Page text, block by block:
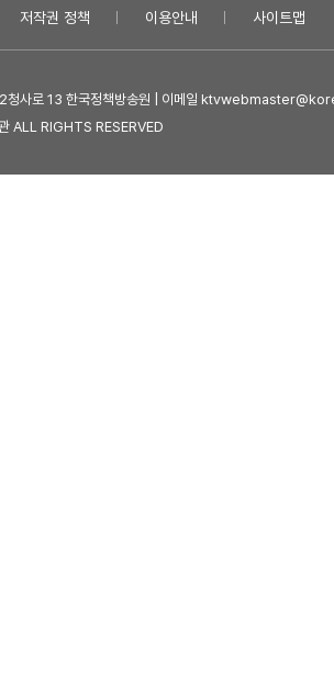
저작권 정책 이용안내 사이트맵
청사로 13 한국정책방송원 | 이메일
ALL RIGHTS RESERVED